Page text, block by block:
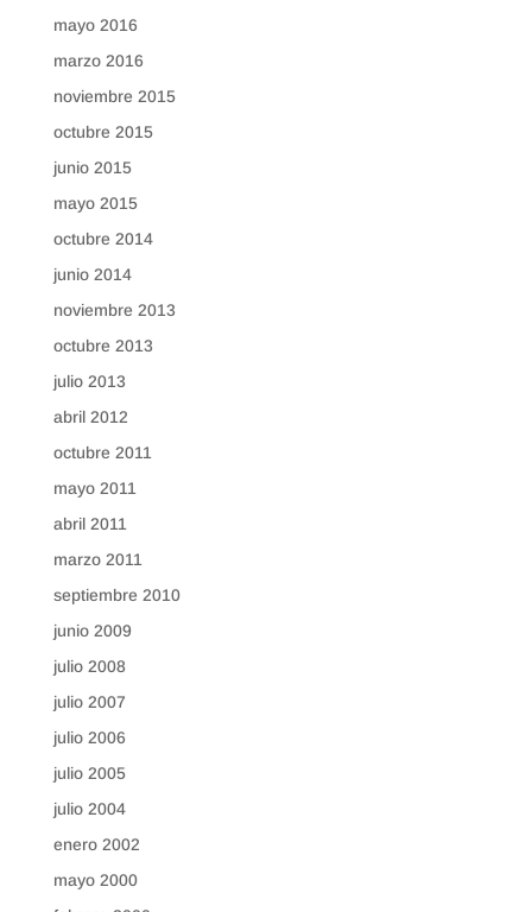
mayo 2016
marzo 2016
noviembre 2015
octubre 2015
junio 2015
mayo 2015
octubre 2014
junio 2014
noviembre 2013
octubre 2013
julio 2013
abril 2012
octubre 2011
mayo 2011
abril 2011
marzo 2011
septiembre 2010
junio 2009
julio 2008
julio 2007
julio 2006
julio 2005
julio 2004
enero 2002
mayo 2000